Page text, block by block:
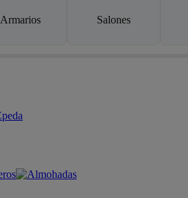
Armarios Salones